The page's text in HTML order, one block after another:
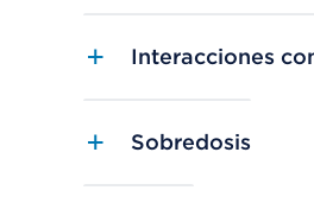
Interacciones
Sobredosis